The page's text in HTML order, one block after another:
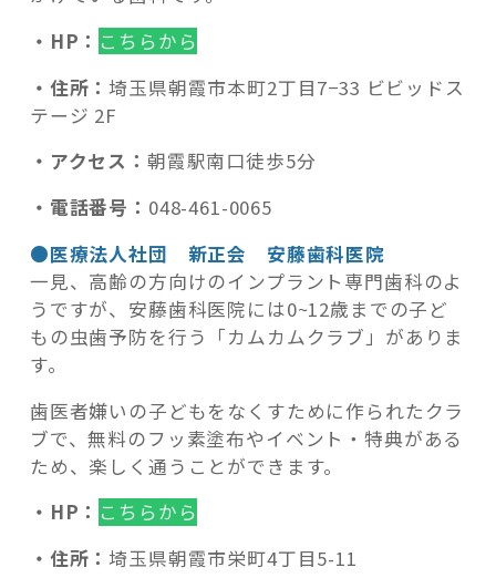
・HP： こちらから
・住所：埼玉県朝霞市本町2丁目7−33 ビビッドス
テージ 2F
・アクセス： 朝霞駅南口徒歩5分
・電話番号： 048-461-0065
●医療法人社団 新正会 安藤歯科医院
一見、高齢の方向けのインプラント専門歯科のよ
うですが、安藤歯科医院には0~12歳までの子ど
もの虫歯予防を行う「カムカムクラブ」がありま
す。
歯医者嫌いの子どもをなくすために作られたクラ
ブで、無料のフッ素塗布やイベント・特典がある
ため、楽しく通うことができます。
・HP： こちらから
・住所：埼玉県朝霞市栄町4丁目5-11